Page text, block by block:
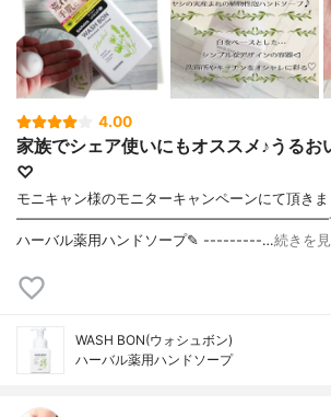
4.00
家族でシェア使いにもオススメ♪うるお
♡
モニキャン様のモニターキャンペーンにて頂きま
━━━━━━━━━━━━━━━━━━━━━━サラ
ハーバル薬用ハンドソープ✎ ---------…続きを
WASH BON(ウォシュボン)
ハーバル薬用ハンドソープ